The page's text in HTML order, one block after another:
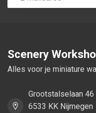
Scenery
Alles voor je miniature
Grootstalselaan 46
6533 KK Nijmegen